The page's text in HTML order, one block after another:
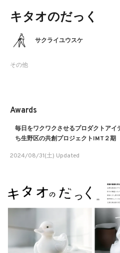
キタオのだっく
その他
サクライユウスケ
Awards
毎日をワクワクさせるプロダクトアイ
ち生野区の共創プロジェクトIMT２期
2024/08/31(土) Updated